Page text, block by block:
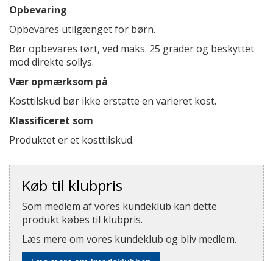
Opbevaring
Opbevares utilgænget for børn.
Bør opbevares tørt, ved maks. 25 grader og beskyttet
mod direkte sollys.
Vær opmærksom på
Kosttilskud bør ikke erstatte en varieret kost.
Klassificeret som
Produktet er et kosttilskud.
Køb til klubpris
Som medlem af vores kundeklub kan dette
produkt købes til klubpris.
Læs mere om vores kundeklub og bliv medlem.